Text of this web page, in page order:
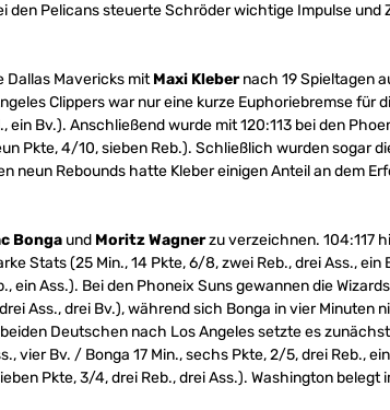
Pelicans steuerte Schröder wichtige Impulse und
Dallas Mavericks mitMaxi Klebernach 19 Spieltagen
Clippers war nur eine kurze Euphoriebremse für
Bv.). Anschließend wurde mit 120:113 bei den
Pkte, 4/10, sieben Reb.). Schließlich wurden sogar
neun Rebounds hatte Kleber einigen Anteil an dem
Bonga und Moritz Wagnerzu verzeichnen. 104:117
Stats (25 Min., 14 Pkte, 6/8, zwei Reb., drei Ass., ein
ein Ass.). Bei den Phoneix Suns gewannen die
Ass., drei Bv.), während sich Bonga in vier Minuten
Deutschen nach Los Angeles setzte es
vier Bv. / Bonga 17 Min., sechs Pkte, 2/5, drei Reb.,
Pkte, 3/4, drei Reb., drei Ass.). Washington belegt